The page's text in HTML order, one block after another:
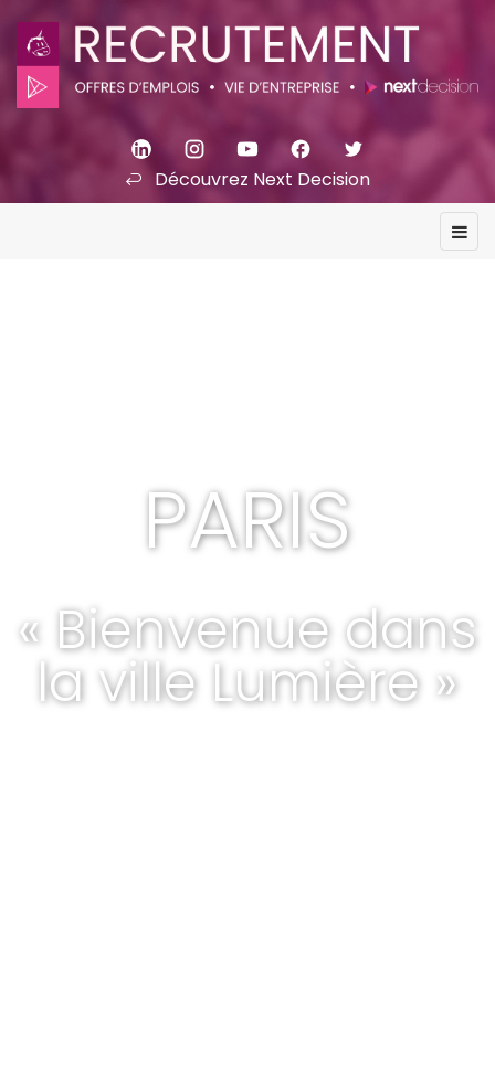
Découvrez Next Decision
PARIS
« Bienvenue dans
la ville Lumière »